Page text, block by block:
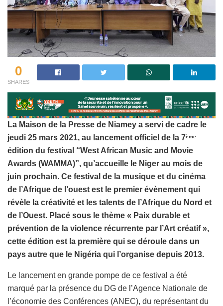
0
SHARES
La Maison de la Presse de Niamey a servi de cadre le
jeudi 25 mars 2021, au lancement officiel de la 7ème
édition du festival “West African Music and Movie
Awards (WAMMA)”, qu’accueille le Niger au mois de
juin prochain. Ce festival de la musique et du cinéma
de l’Afrique de l’ouest est le premier évènement qui
révèle la créativité et les talents de l’Afrique du Nord et
de l’Ouest. Placé sous le thème « Paix durable et
prévention de la violence récurrente par l’Art créatif »,
cette édition est la première qui se déroule dans un
pays autre que le Nigéria qui l’organise depuis 2013.
Le lancement en grande pompe de ce festival a été
marqué par la présence du DG de l’Agence Nationale de
l’économie des Conférences (ANEC), du représentant du